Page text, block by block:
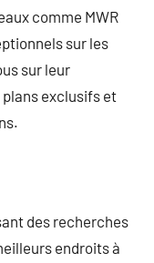
comme MWR
sur les
sur leur
exclusifs et
des recherches
endroits à